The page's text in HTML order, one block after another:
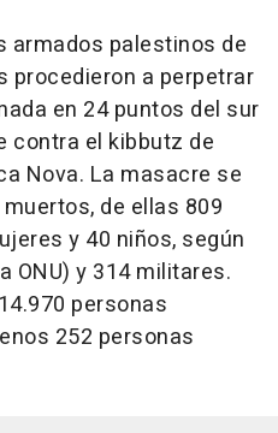
armados palestinos de
procedieron a perpetrar
en 24 puntos del sur
contra el kibbutz de
Nova. La masacre se
de ellas 809
y 40 niños, según
ONU) y 314 militares.
personas
252 personas